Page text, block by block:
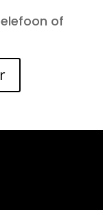
of